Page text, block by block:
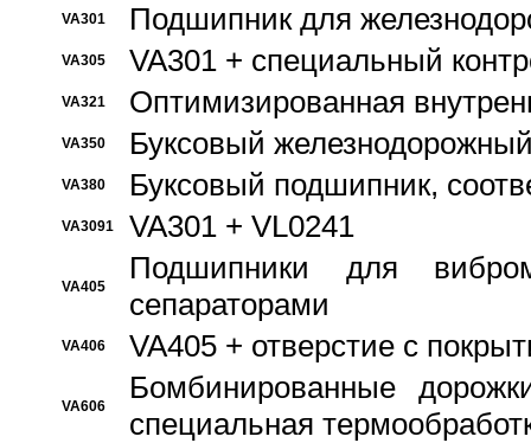
VA301 Подшипник для
VA305 VA301 + специальный
VA321 Оптимизированная
VA350 Буксовый
VA380 Буксовый подшипник,
VA3091 VA301 + VL0241
VA405
Подшипники для
сепараторами
VA406 VA405 + отверстие с
VA606
Бомбинированные
специальная